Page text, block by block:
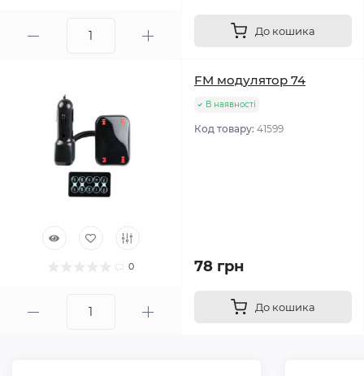
До кошика
0
FM модулятор 74
В наявності
Код товару: 41599
78 грн
До кошика